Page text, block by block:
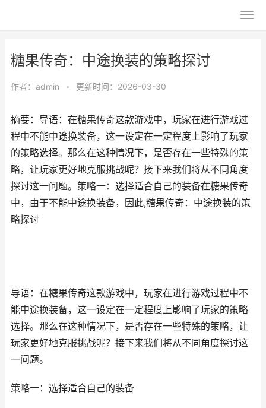
糖果传奇：中途换装的策略探讨
作者： admin • 更新时间：2026-03-30
摘要：导语：在糖果传奇这款游戏中，玩家在进行游戏过
程中不能中途换装备，这一设定在一定程度上影响了玩家
的策略选择。那么在这种情况下，是否存在一些特殊的策
略，让玩家更好地克服挑战呢？接下来我们将从不同角度
探讨这一问题。策略一：选择适合自己的装备在糖果传奇
中，由于不能中途换装备，因此,糖果传奇：中途换装的策
略探讨
导语：在糖果传奇这款游戏中，玩家在进行游戏过程中不
能中途换装备，这一设定在一定程度上影响了玩家的策略
选择。那么在这种情况下，是否存在一些特殊的策略，让
玩家更好地克服挑战呢？接下来我们将从不同角度探讨这
一问题。
策略一：选择适合自己的装备